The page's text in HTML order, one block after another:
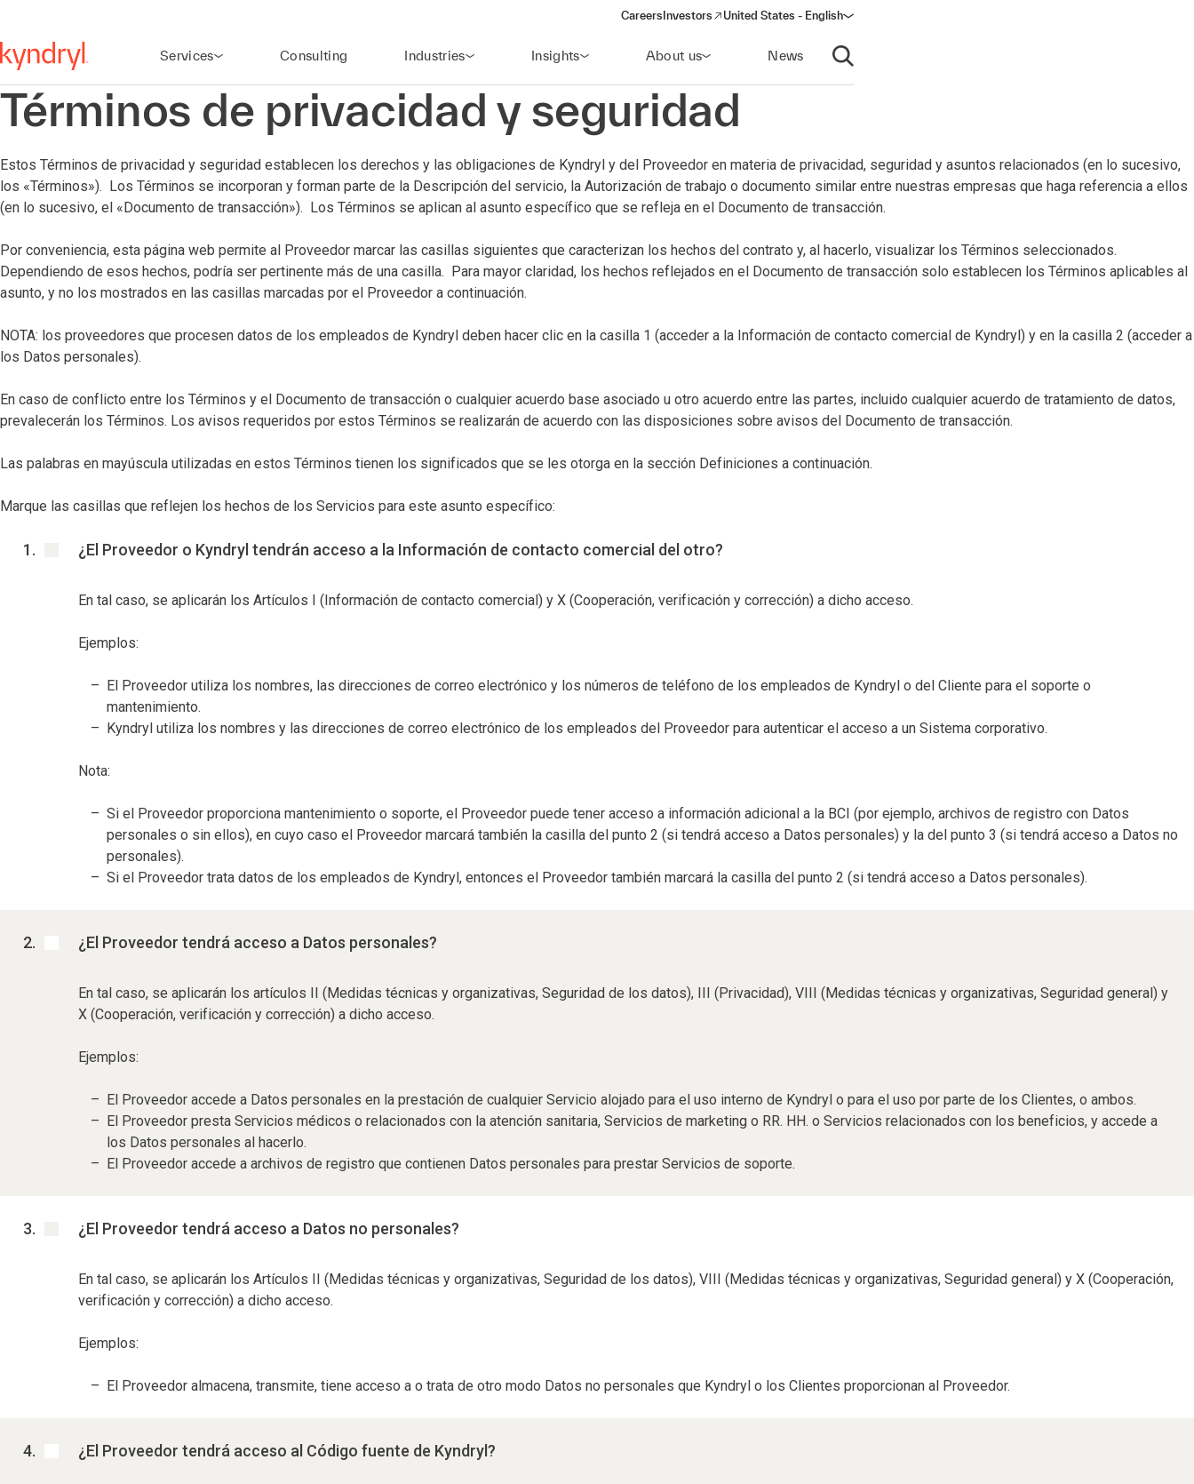
Careers Investors
(opens in a new window)
United States - English
Services Consulting Industries Insights About us News
Open search
Términos de privacidad y seguridad
Estos Términos de privacidad y seguridad establecen los derechos y las obligaciones de Kyndryl y del Proveedor en materia de privacidad, seguridad y asuntos relacionados (en lo sucesivo,
los «Términos»). Los Términos se incorporan y forman parte de la Descripción del servicio, la Autorización de trabajo o documento similar entre nuestras empresas que haga referencia a ellos
(en lo sucesivo, el «Documento de transacción»). Los Términos se aplican al asunto específico que se refleja en el Documento de transacción.
Por conveniencia, esta página web permite al Proveedor marcar las casillas siguientes que caracterizan los hechos del contrato y, al hacerlo, visualizar los Términos seleccionados.
Dependiendo de esos hechos, podría ser pertinente más de una casilla. Para mayor claridad, los hechos reflejados en el Documento de transacción solo establecen los Términos aplicables al
asunto, y no los mostrados en las casillas marcadas por el Proveedor a continuación.
NOTA: los proveedores que procesen datos de los empleados de Kyndryl deben hacer clic en la casilla 1 (acceder a la Información de contacto comercial de Kyndryl) y en la casilla 2 (acceder a
los Datos personales).
En caso de conflicto entre los Términos y el Documento de transacción o cualquier acuerdo base asociado u otro acuerdo entre las partes, incluido cualquier acuerdo de tratamiento de datos,
prevalecerán los Términos. Los avisos requeridos por estos Términos se realizarán de acuerdo con las disposiciones sobre avisos del Documento de transacción.
Las palabras en mayúscula utilizadas en estos Términos tienen los significados que se les otorga en la sección Definiciones a continuación.
Marque las casillas que reflejen los hechos de los Servicios para este asunto específico:
¿El Proveedor o Kyndryl tendrán acceso a la Información de contacto comercial del otro?
En tal caso, se aplicarán los Artículos I (Información de contacto comercial) y X (Cooperación, verificación y corrección) a dicho acceso.
Ejemplos:
El Proveedor utiliza los nombres, las direcciones de correo electrónico y los números de teléfono de los empleados de Kyndryl o del Cliente para el soporte o
mantenimiento.
Kyndryl utiliza los nombres y las direcciones de correo electrónico de los empleados del Proveedor para autenticar el acceso a un Sistema corporativo.
Nota:
Si el Proveedor proporciona mantenimiento o soporte, el Proveedor puede tener acceso a información adicional a la BCI (por ejemplo, archivos de registro con Datos
personales o sin ellos), en cuyo caso el Proveedor marcará también la casilla del punto 2 (si tendrá acceso a Datos personales) y la del punto 3 (si tendrá acceso a Datos no
personales).
Si el Proveedor trata datos de los empleados de Kyndryl, entonces el Proveedor también marcará la casilla del punto 2 (si tendrá acceso a Datos personales).
¿El Proveedor tendrá acceso a Datos personales?
En tal caso, se aplicarán los artículos II (Medidas técnicas y organizativas, Seguridad de los datos), III (Privacidad), VIII (Medidas técnicas y organizativas, Seguridad general) y
X (Cooperación, verificación y corrección) a dicho acceso.
Ejemplos:
El Proveedor accede a Datos personales en la prestación de cualquier Servicio alojado para el uso interno de Kyndryl o para el uso por parte de los Clientes, o ambos.
El Proveedor presta Servicios médicos o relacionados con la atención sanitaria, Servicios de marketing o RR. HH. o Servicios relacionados con los beneficios, y accede a
los Datos personales al hacerlo.
El Proveedor accede a archivos de registro que contienen Datos personales para prestar Servicios de soporte.
¿El Proveedor tendrá acceso a Datos no personales?
En tal caso, se aplicarán los Artículos II (Medidas técnicas y organizativas, Seguridad de los datos), VIII (Medidas técnicas y organizativas, Seguridad general) y X (Cooperación,
verificación y corrección) a dicho acceso.
Ejemplos:
El Proveedor almacena, transmite, tiene acceso a o trata de otro modo Datos no personales que Kyndryl o los Clientes proporcionan al Proveedor.
¿El Proveedor tendrá acceso al Código fuente de Kyndryl?